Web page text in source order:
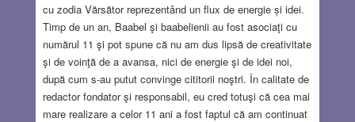
cu zodia Vărsător reprezentând un flux de energie și idei.
Timp de un an, Baabel şi baabelienii au fost asociaţi cu
numărul 11 şi pot spune că nu am dus lipsă de creativitate
şi de voinţă de a avansa, nici de energie şi de idei noi,
după cum s-au putut convinge cititorii noştri. În calitate de
redactor fondator şi responsabil, eu cred totuşi că cea mai
mare realizare a celor 11 ani a fost faptul că am continuat